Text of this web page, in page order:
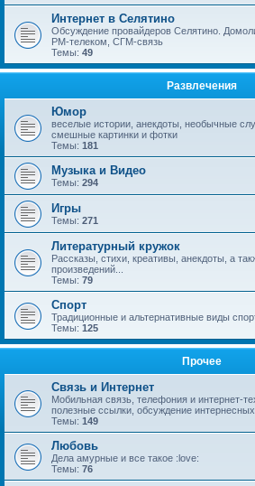
Интернет в Селятино
Обсуждение провайдеров Селятино.
РМ-телеком, СГМ-связь
Темы: 49
Развлечения
Юмор
веселые истории, анекдоты, необычные
смешные картинки и фотки
Темы: 181
Музыка и Видео
Темы: 294
Игры
Темы: 271
Литературный кружок
Рассказы, стихи, креативы, анекдоты, а
произведений...
Темы: 79
Спорт
Традиционные и альтернативные виды
Темы: 125
Прочее
Связь и Интернет
Мобильная связь, телефония и интернет-
полезные ссылки, обсуждение
Темы: 149
Любовь
Дела амурные и все такое :love:
Темы: 76